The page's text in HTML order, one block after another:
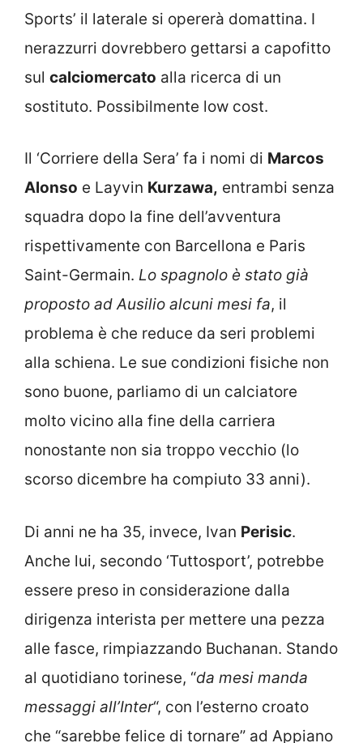
Sports’ il laterale si opererà domattina. I
nerazzurri dovrebbero gettarsi a capofitto
sul calciomercato alla ricerca di un
sostituto. Possibilmente low cost.
Il ‘Corriere della Sera’ fa i nomi di Marcos
Alonso e Layvin Kurzawa, entrambi senza
squadra dopo la fine dell’avventura
rispettivamente con Barcellona e Paris
Saint-Germain. Lo spagnolo è stato già
proposto ad Ausilio alcuni mesi fa, il
problema è che reduce da seri problemi
alla schiena. Le sue condizioni fisiche non
sono buone, parliamo di un calciatore
molto vicino alla fine della carriera
nonostante non sia troppo vecchio (lo
scorso dicembre ha compiuto 33 anni).
Di anni ne ha 35, invece, Ivan Perisic.
Anche lui, secondo ‘Tuttosport’, potrebbe
essere preso in considerazione dalla
dirigenza interista per mettere una pezza
alle fasce, rimpiazzando Buchanan. Stando
al quotidiano torinese, “da mesi manda
messaggi all’Inter“, con l’esterno croato
che “sarebbe felice di tornare” ad Appiano